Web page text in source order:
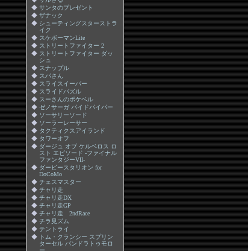
◆ サンタのプレゼント
◆ ザナック
◆ シューティングスターストラ
イク
◆ スケボーマンLite
◆ ストリートファイター 2
◆ ストリートファイター ダッ
シュ
◆ スナップル
◆ スパさん
◆ スライスイーパー
◆ スライドパズル
◆ スーさんのポケベル
◆ ゼノサーガ パイドパイパー
◆ ソーサリーソード
◆ ソーラーレーサー
◆ タクティクスアイランド
◆ タワーオフ
◆ ダージュ オブ ケルベロス ロ
スト エピソード -ファイナル
ファンタジーVII-
◆ ダービースタリオン for
DoCoMo
◆ チェスマスター
◆ チャリ走
◆ チャリ走DX
◆ チャリ走GP
◆ チャリ走 2ndRace
◆ チラ見ズム
◆ テントライ
◆ トム・クランシー スプリン
ターセル パンドラトゥモロ